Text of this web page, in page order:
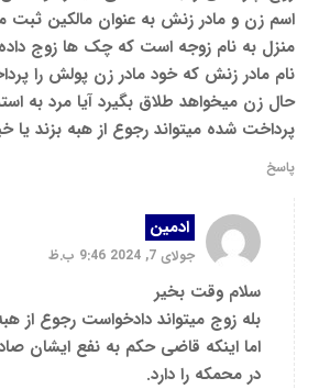
اسم زن و مادر زنش به عنوان مالکین ثبت
منزل به نام زوجه است که چک ها زوج
نام مادر زنش که خود مادر زن پولش را
حال زن میخواهد طلاق بگیرد آیا مرد به
پرداخت شده میتواند رجوع از هبه بزند یا
پاسخ
ادمین
جولای 7, 2024 9:46 ب.ظ
سلام وقت بخیر
بله زوج میتواند دادخواست رجوع از
اما اینکه قاضی حکم به نفع ایشان
در محمکه را دارد.